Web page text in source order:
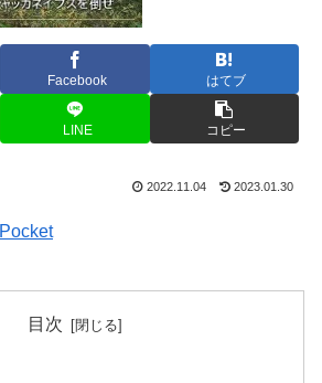
Facebook はてブ
LINE コピー
2022.11.04 2023.01.30
Pocket
目次